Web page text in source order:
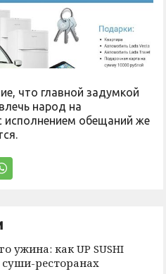
что главной задумкой
народ на
исполнением обещаний же
ужина: как UP SUSHI
ресторанах